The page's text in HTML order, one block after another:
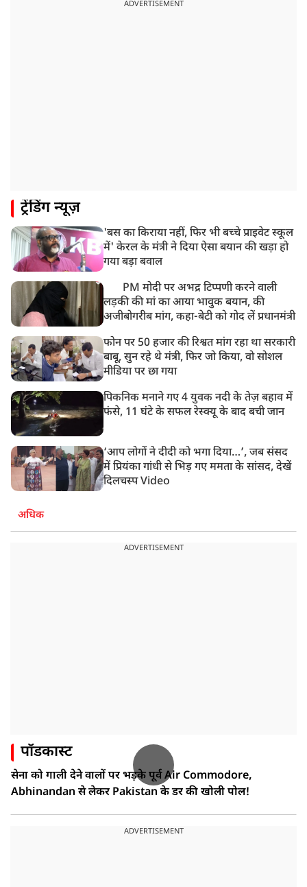
ADVERTISEMENT
ट्रेंडिंग न्यूज़
'बस का किराया नहीं, फिर भी बच्चे प्राइवेट स्कूल
में' केरल के मंत्री ने दिया ऐसा बयान की खड़ा हो
गया बड़ा बवाल
PM मोदी पर अभद्र टिप्पणी करने वाली
लड़की की मां का आया भावुक बयान, की
अजीबोगरीब मांग, कहा-बेटी को गोद लें प्रधानमंत्री
फोन पर 50 हजार की रिश्वत मांग रहा था सरकारी
बाबू, सुन रहे थे मंत्री, फिर जो किया, वो सोशल
मीडिया पर छा गया
पिकनिक मनाने गए 4 युवक नदी के तेज़ बहाव में
फंसे, 11 घंटे के सफल रेस्क्यू के बाद बची जान
‘आप लोगों ने दीदी को भगा दिया…’, जब संसद
में प्रियंका गांधी से भिड़ गए ममता के सांसद, देखें
दिलचस्प Video
अधिक
ADVERTISEMENT
पॉडकास्ट
सेना को गाली देने वालों पर भड़के पूर्व Air Commodore,
Abhinandan से लेकर Pakistan के डर की खोली पोल!
ADVERTISEMENT